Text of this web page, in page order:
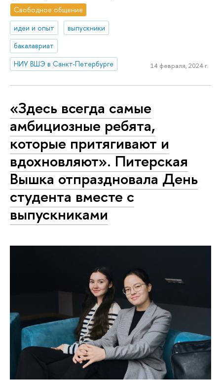
Свободное общение
идеи и опыт
выпускники
бакалавриат
НИУ ВШЭ в Санкт-Петербурге
14 февраля, 2024 г.
«Здесь всегда самые
амбициозные ребята,
которые притягивают и
вдохновляют». Питерская
Вышка отпраздновала День
студента вместе с
выпускниками